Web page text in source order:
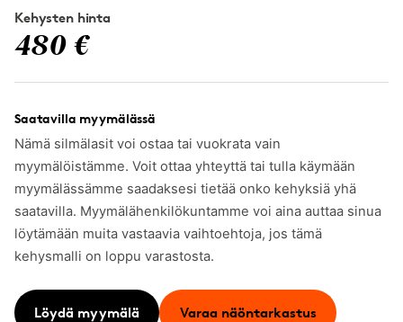
Kehysten hinta
480 €
Saatavilla myymälässä
Nämä silmälasit voi ostaa tai vuokrata vain
myymälöistämme. Voit ottaa yhteyttä tai tulla käymään
myymälässämme saadaksesi tietää onko kehyksiä yhä
saatavilla. Myymälähenkilökuntamme voi aina auttaa sinua
löytämään muita vastaavia vaihtoehtoja, jos tämä
kehysmalli on loppu varastosta.
Löydä myymälä Varaa näöntarkastus